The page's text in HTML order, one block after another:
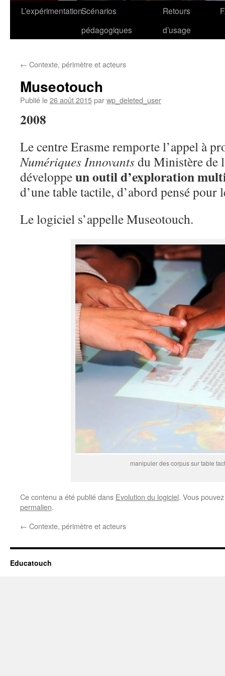
L’expérimentationScénarios
pédagogiques
Retours
d’usage
← Contexte, périmètre et acteurs
Museotouch
Publié le26 août 2015parwp_deleted_user
2008
Le centre Erasme remporte l’appel à
Numériques Innovantsdu Ministère de
développeun outil d’exploration
d’une table tactile, d’abord pensé pour
Le logiciel s’appelle Museotouch.
manipuler des corpus sur table
Ce contenu a été publié dans Evolution du logiciel. Vous
permalien.
← Contexte, périmètre et acteurs
Educatouch